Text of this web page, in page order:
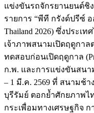
แข่งขันรถจักรยานยนต์ชิ
รายการ “พีที กรังด์ปรีซ์ อ
Thailand 2026) ซึ่งประเ
เจ้าภาพสนามเปิดฤดูกา
ทดสอบก่อนเปิดฤดูกาล
ก.พ. และการแข่งขันสนา
– 1 มี.ค. 2569 ที่ สนามช้
บุรีรัมย์ ตอกย้ำศักยภาพไ
กระเพื่อมทางเศรษฐกิจ ก